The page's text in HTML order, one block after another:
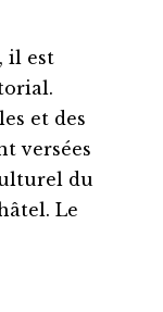
il est
et des
versées
du
Le